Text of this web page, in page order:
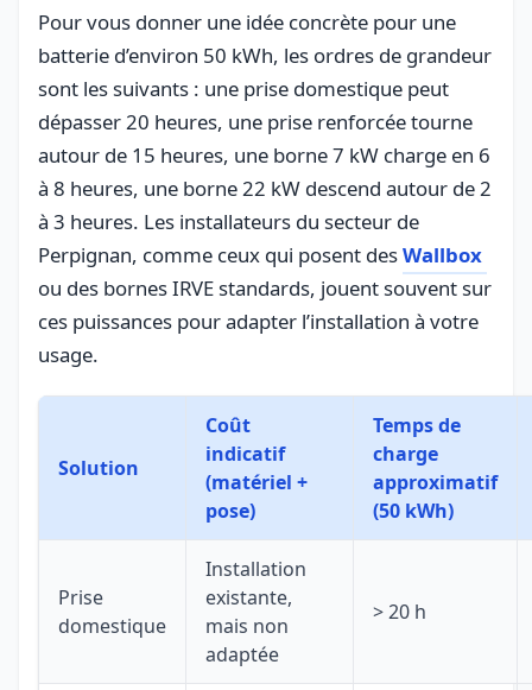
Pour vous donner une idée concrète pour une
batterie d’environ 50 kWh, les ordres de grandeur
sont les suivants : une prise domestique peut
dépasser 20 heures, une prise renforcée tourne
autour de 15 heures, une borne 7 kW charge en 6
à 8 heures, une borne 22 kW descend autour de 2
à 3 heures. Les installateurs du secteur de
Perpignan, comme ceux qui posent desWallbox
ou des bornes IRVE standards, jouent souvent sur
ces puissances pour adapter l’installation à votre
usage.
Solution
Coût
indicatif
(matériel +
pose)
Temps de
charge
approximatif
(50 kWh)
Prise
domestique
Installation
existante,
mais non
adaptée
> 20 h